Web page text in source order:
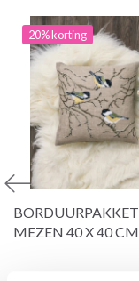
20% korting
BORDUURPAKKET
MEZEN 40 X 40 CM